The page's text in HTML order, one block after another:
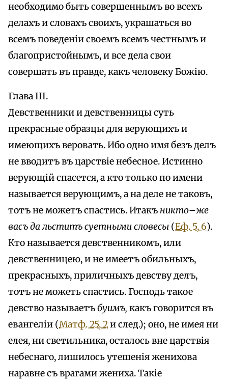
необходимо быть совершеннымъ во всехъ
делахъ и словахъ своихъ, украшаться во
всемъ поведеніи своемъ всемъ честнымъ и
благопристойнымъ, и все дела свои
совершать въ правде, какъ человеку Божію.
Глава III.
Девственники и девственницы суть
прекрасные образцы для верующихъ и
имеющихъ веровать. Ибо одно имя безъ делъ
не вводитъ въ царствіе небесное. Истинно
верующій спасется, а кто только по имени
называется верующимъ, а на деле не таковъ,
тотъ не можетъ спастись. Итакъ никто–же
васъ да льститъ суетными словесы (Еф. 5, 6).
Кто называется девственникомъ, или
девственницею, и не имеетъ обильныхъ,
прекрасныхъ, приличныхъ девству делъ,
тотъ не можеть спастись. Господь такое
девство называетъбуимъ, какъ говорится въ
евангеліи (Матф. 25, 2и след.); оно, не имея ни
елея, ни светильника, осталось вне царствія
небеснаго, лишилось утешенія женихова
наравне съ врагами жениха. Такіе